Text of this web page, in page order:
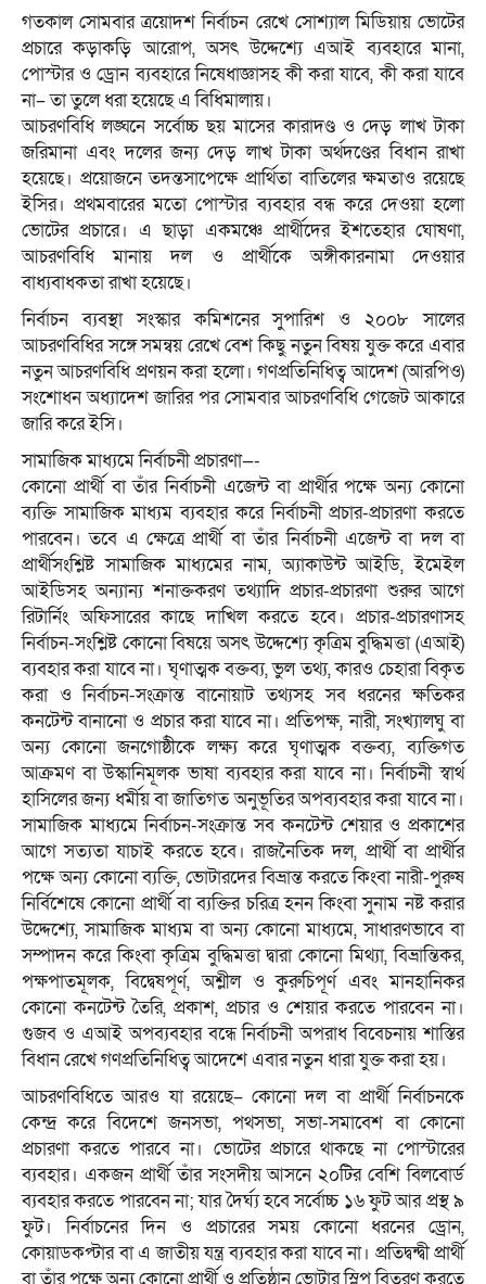
গতকাল সোমবার ত্রয়োদশ নির্বাচন রেখে সোশ্যাল মিডিয়ায় ভোটের
প্রচারে কড়াকড়ি আরোপ, অসৎ উদ্দেশ্যে এআই ব্যবহারে মানা,
পোস্টার ও ড্রোন ব্যবহারে নিষেধাজ্ঞাসহ কী করা যাবে, কী করা যাবে
না– তা তুলে ধরা হয়েছে এ বিধিমালায়।
আচরণবিধি লঙ্ঘনে সর্বোচ্চ ছয় মাসের কারাদণ্ড ও দেড় লাখ টাকা
জরিমানা এবং দলের জন্য দেড় লাখ টাকা অর্থদণ্ডের বিধান রাখা
হয়েছে। প্রয়োজনে তদন্তসাপেক্ষে প্রার্থিতা বাতিলের ক্ষমতাও রয়েছে
ইসির। প্রথমবারের মতো পোস্টার ব্যবহার বন্ধ করে দেওয়া হলো
ভোটের প্রচারে। এ ছাড়া একমঞ্চে প্রার্থীদের ইশতেহার ঘোষণা,
আচরণবিধি মানায় দল ও প্রার্থীকে অঙ্গীকারনামা দেওয়ার
বাধ্যবাধকতা রাখা হয়েছে।
নির্বাচন ব্যবস্থা সংস্কার কমিশনের সুপারিশ ও ২০০৮ সালের
আচরণবিধির সঙ্গে সমন্বয় রেখে বেশ কিছু নতুন বিষয় যুক্ত করে এবার
নতুন আচরণবিধি প্রণয়ন করা হলো। গণপ্রতিনিধিত্ব আদেশ (আরপিও)
সংশোধন অধ্যাদেশ জারির পর সোমবার আচরণবিধি গেজেট আকারে
জারি করে ইসি।
সামাজিক মাধ্যমে নির্বাচনী প্রচারণা—-
কোনো প্রার্থী বা তাঁর নির্বাচনী এজেন্ট বা প্রার্থীর পক্ষে অন্য কোনো
ব্যক্তি সামাজিক মাধ্যম ব্যবহার করে নির্বাচনী প্রচার-প্রচারণা করতে
পারবেন। তবে এ ক্ষেত্রে প্রার্থী বা তাঁর নির্বাচনী এজেন্ট বা দল বা
প্রার্থীসংশ্লিষ্ট সামাজিক মাধ্যমের নাম, অ্যাকাউন্ট আইডি, ইমেইল
আইডিসহ অন্যান্য শনাক্তকরণ তথ্যাদি প্রচার-প্রচারণা শুরুর আগে
রিটার্নিং অফিসারের কাছে দাখিল করতে হবে। প্রচার-প্রচারণাসহ
নির্বাচন-সংশ্লিষ্ট কোনো বিষয়ে অসৎ উদ্দেশ্যে কৃত্রিম বুদ্ধিমত্তা (এআই)
ব্যবহার করা যাবে না। ঘৃণাত্মক বক্তব্য, ভুল তথ্য, কারও চেহারা বিকৃত
করা ও নির্বাচন-সংক্রান্ত বানোয়াট তথ্যসহ সব ধরনের ক্ষতিকর
কনটেন্ট বানানো ও প্রচার করা যাবে না। প্রতিপক্ষ, নারী, সংখ্যালঘু বা
অন্য কোনো জনগোষ্ঠীকে লক্ষ্য করে ঘৃণাত্মক বক্তব্য, ব্যক্তিগত
আক্রমণ বা উস্কানিমূলক ভাষা ব্যবহার করা যাবে না। নির্বাচনী স্বার্থ
হাসিলের জন্য ধর্মীয় বা জাতিগত অনুভূতির অপব্যবহার করা যাবে না।
সামাজিক মাধ্যমে নির্বাচন-সংক্রান্ত সব কনটেন্ট শেয়ার ও প্রকাশের
আগে সত্যতা যাচাই করতে হবে। রাজনৈতিক দল, প্রার্থী বা প্রার্থীর
পক্ষে অন্য কোনো ব্যক্তি, ভোটারদের বিভ্রান্ত করতে কিংবা নারী-পুরুষ
নির্বিশেষে কোনো প্রার্থী বা ব্যক্তির চরিত্র হনন কিংবা সুনাম নষ্ট করার
উদ্দেশ্যে, সামাজিক মাধ্যম বা অন্য কোনো মাধ্যমে, সাধারণভাবে বা
সম্পাদন করে কিংবা কৃত্রিম বুদ্ধিমত্তা দ্বারা কোনো মিথ্যা, বিভ্রান্তিকর,
পক্ষপাতমূলক, বিদ্বেষপূর্ণ, অশ্লীল ও কুরুচিপূর্ণ এবং মানহানিকর
কোনো কনটেন্ট তৈরি, প্রকাশ, প্রচার ও শেয়ার করতে পারবেন না।
গুজব ও এআই অপব্যবহার বন্ধে নির্বাচনী অপরাধ বিবেচনায় শাস্তির
বিধান রেখে গণপ্রতিনিধিত্ব আদেশে এবার নতুন ধারা যুক্ত করা হয়।
আচরণবিধিতে আরও যা রয়েছে– কোনো দল বা প্রার্থী নির্বাচনকে
কেন্দ্র করে বিদেশে জনসভা, পথসভা, সভা-সমাবেশ বা কোনো
প্রচারণা করতে পারবে না। ভোটের প্রচারে থাকছে না পোস্টারের
ব্যবহার। একজন প্রার্থী তাঁর সংসদীয় আসনে ২০টির বেশি বিলবোর্ড
ব্যবহার করতে পারবেন না; যার দৈর্ঘ্য হবে সর্বোচ্চ ১৬ ফুট আর প্রস্থ ৯
ফুট। নির্বাচনের দিন ও প্রচারের সময় কোনো ধরনের ড্রোন,
কোয়াডকপ্টার বা এ জাতীয় যন্ত্র ব্যবহার করা যাবে না। প্রতিদ্বন্দ্বী প্রার্থী